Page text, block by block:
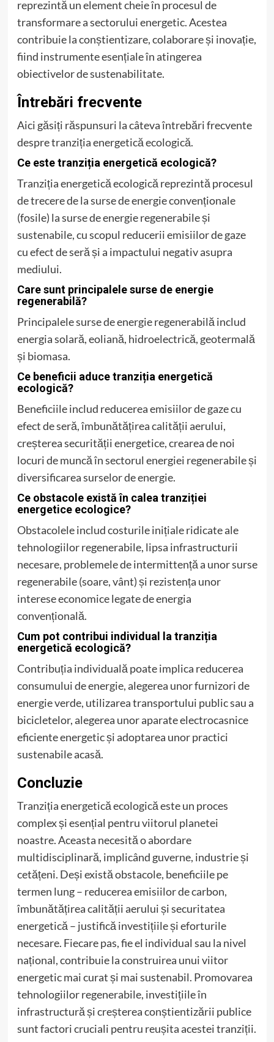
reprezintă un element cheie în procesul de
transformare a sectorului energetic. Acestea
contribuie la conștientizare, colaborare și inovație,
fiind instrumente esențiale în atingerea
obiectivelor de sustenabilitate.
Întrebări frecvente
Aici găsiți răspunsuri la câteva întrebări frecvente
despre tranziția energetică ecologică.
Ce este tranziția energetică ecologică?
Tranziția energetică ecologică reprezintă procesul
de trecere de la surse de energie convenționale
(fosile) la surse de energie regenerabile și
sustenabile, cu scopul reducerii emisiilor de gaze
cu efect de seră și a impactului negativ asupra
mediului.
Care sunt principalele surse de energie
regenerabilă?
Principalele surse de energie regenerabilă includ
energia solară, eoliană, hidroelectrică, geotermală
și biomasa.
Ce beneficii aduce tranziția energetică
ecologică?
Beneficiile includ reducerea emisiilor de gaze cu
efect de seră, îmbunătățirea calității aerului,
creșterea securității energetice, crearea de noi
locuri de muncă în sectorul energiei regenerabile și
diversificarea surselor de energie.
Ce obstacole există în calea tranziției
energetice ecologice?
Obstacolele includ costurile inițiale ridicate ale
tehnologiilor regenerabile, lipsa infrastructurii
necesare, problemele de intermittență a unor surse
regenerabile (soare, vânt) și rezistența unor
interese economice legate de energia
convențională.
Cum pot contribui individual la tranziția
energetică ecologică?
Contribuția individuală poate implica reducerea
consumului de energie, alegerea unor furnizori de
energie verde, utilizarea transportului public sau a
bicicletelor, alegerea unor aparate electrocasnice
eficiente energetic și adoptarea unor practici
sustenabile acasă.
Concluzie
Tranziția energetică ecologică este un proces
complex și esențial pentru viitorul planetei
noastre. Aceasta necesită o abordare
multidisciplinară, implicând guverne, industrie și
cetățeni. Deși există obstacole, beneficiile pe
termen lung – reducerea emisiilor de carbon,
îmbunătățirea calității aerului și securitatea
energetică – justifică investițiile și eforturile
necesare. Fiecare pas, fie el individual sau la nivel
național, contribuie la construirea unui viitor
energetic mai curat și mai sustenabil. Promovarea
tehnologiilor regenerabile, investițiile în
infrastructură și creșterea conștientizării publice
sunt factori cruciali pentru reușita acestei tranziții.